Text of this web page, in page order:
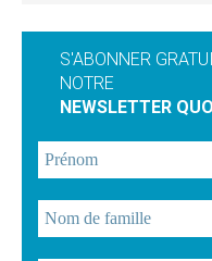
S'ABONNER
NOTRE
NEWSLETTER